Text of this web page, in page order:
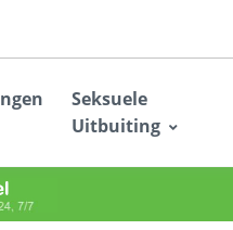
Seksuele
Uitbuiting